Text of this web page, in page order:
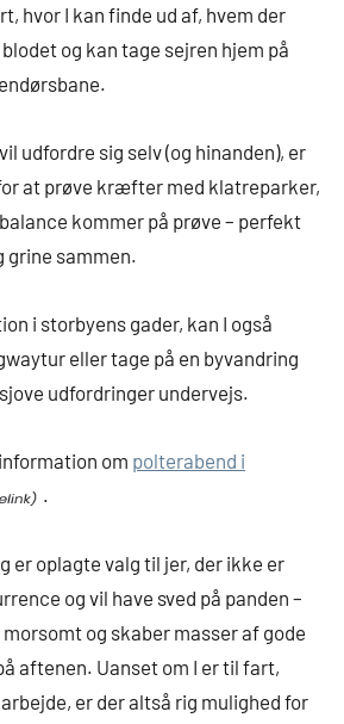
hvor I kan finde ud af, hvem der
og kan tage sejren hjem på
udfordre sig selv (og hinanden), er
at prøve kræfter med klatreparker,
kommer på prøve – perfekt
grine sammen.
i storbyens gader, kan I også
eller tage på en byvandring
udfordringer undervejs.
om polterabend i
.
er oplagte valg til jer, der ikke er
og vil have sved på panden –
og skaber masser af gode
aftenen. Uanset om I er til fart,
er der altså rig mulighed for